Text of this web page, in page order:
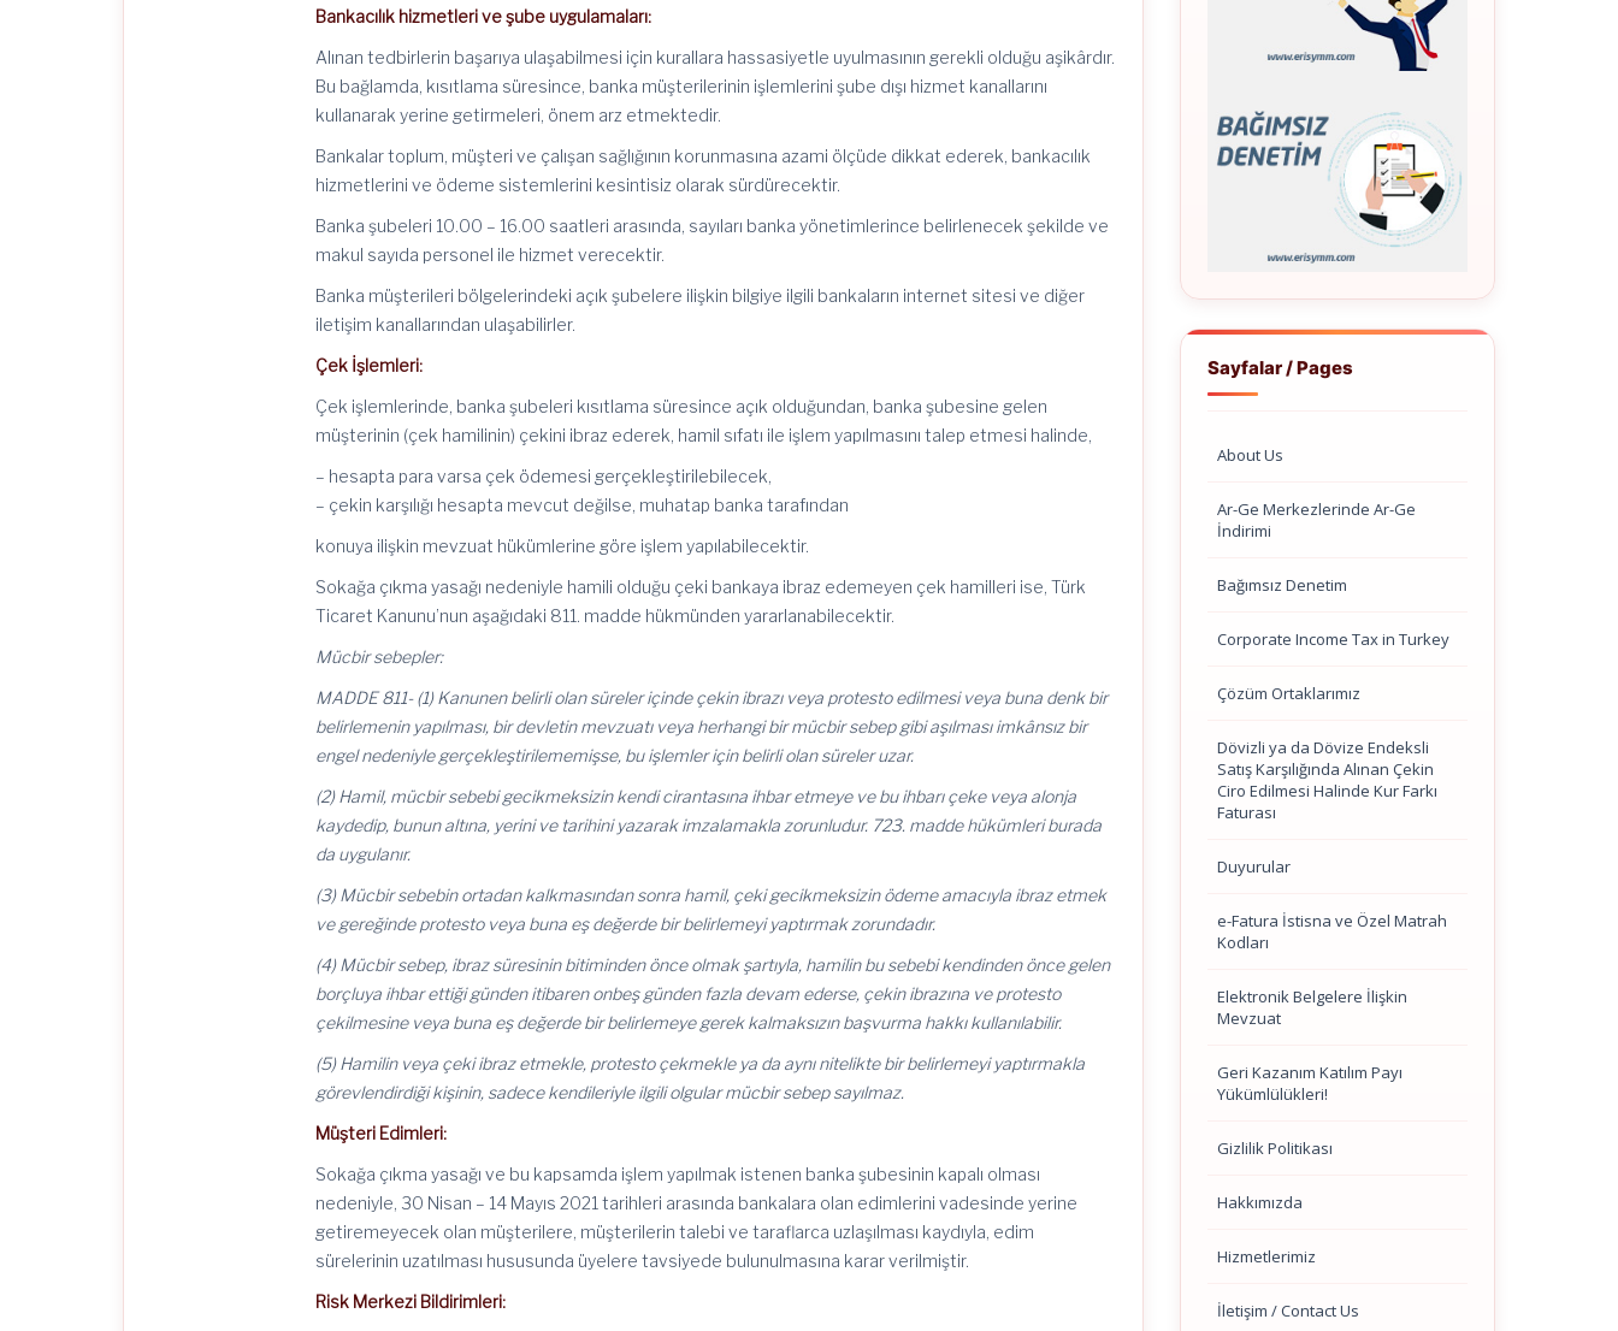
Bankacılık hizmetleri ve şube uygulamaları:
Alınan tedbirlerin başarıya ulaşabilmesi için kurallara hassasiyetle uyulmasının gerekli olduğu aşikârdır.
Bu bağlamda, kısıtlama süresince, banka müşterilerinin işlemlerini şube dışı hizmet kanallarını
kullanarak yerine getirmeleri, önem arz etmektedir.
Bankalar toplum, müşteri ve çalışan sağlığının korunmasına azami ölçüde dikkat ederek, bankacılık
hizmetlerini ve ödeme sistemlerini kesintisiz olarak sürdürecektir.
Banka şubeleri 10.00 – 16.00 saatleri arasında, sayıları banka yönetimlerince belirlenecek şekilde ve
makul sayıda personel ile hizmet verecektir.
Banka müşterileri bölgelerindeki açık şubelere ilişkin bilgiye ilgili bankaların internet sitesi ve diğer
iletişim kanallarından ulaşabilirler.
Çek İşlemleri:
Çek işlemlerinde, banka şubeleri kısıtlama süresince açık olduğundan, banka şubesine gelen
müşterinin (çek hamilinin) çekini ibraz ederek, hamil sıfatı ile işlem yapılmasını talep etmesi halinde,
– hesapta para varsa çek ödemesi gerçekleştirilebilecek,
– çekin karşılığı hesapta mevcut değilse, muhatap banka tarafından
konuya ilişkin mevzuat hükümlerine göre işlem yapılabilecektir.
Sokağa çıkma yasağı nedeniyle hamili olduğu çeki bankaya ibraz edemeyen çek hamilleri ise, Türk
Ticaret Kanunu’nun aşağıdaki 811. madde hükmünden yararlanabilecektir.
Mücbir sebepler:
MADDE 811- (1) Kanunen belirli olan süreler içinde çekin ibrazı veya protesto edilmesi veya buna denk bir
belirlemenin yapılması, bir devletin mevzuatı veya herhangi bir mücbir sebep gibi aşılması imkânsız bir
engel nedeniyle gerçekleştirilememişse, bu işlemler için belirli olan süreler uzar.
(2) Hamil, mücbir sebebi gecikmeksizin kendi cirantasına ihbar etmeye ve bu ihbarı çeke veya alonja
kaydedip, bunun altına, yerini ve tarihini yazarak imzalamakla zorunludur. 723. madde hükümleri burada
da uygulanır.
(3) Mücbir sebebin ortadan kalkmasından sonra hamil, çeki gecikmeksizin ödeme amacıyla ibraz etmek
ve gereğinde protesto veya buna eş değerde bir belirlemeyi yaptırmak zorundadır.
(4) Mücbir sebep, ibraz süresinin bitiminden önce olmak şartıyla, hamilin bu sebebi kendinden önce gelen
borçluya ihbar ettiği günden itibaren onbeş günden fazla devam ederse, çekin ibrazına ve protesto
çekilmesine veya buna eş değerde bir belirlemeye gerek kalmaksızın başvurma hakkı kullanılabilir.
(5) Hamilin veya çeki ibraz etmekle, protesto çekmekle ya da aynı nitelikte bir belirlemeyi yaptırmakla
görevlendirdiği kişinin, sadece kendileriyle ilgili olgular mücbir sebep sayılmaz.
Müşteri Edimleri:
Sokağa çıkma yasağı ve bu kapsamda işlem yapılmak istenen banka şubesinin kapalı olması
nedeniyle, 30 Nisan – 14 Mayıs 2021 tarihleri arasında bankalara olan edimlerini vadesinde yerine
getiremeyecek olan müşterilere, müşterilerin talebi ve taraflarca uzlaşılması kaydıyla, edim
sürelerinin uzatılması hususunda üyelere tavsiyede bulunulmasına karar verilmiştir.
Risk Merkezi Bildirimleri:
Sayfalar / Pages
About Us
Ar-Ge Merkezlerinde Ar-Ge
İndirimi
Bağımsız Denetim
Corporate Income Tax in Turkey
Çözüm Ortaklarımız
Dövizli ya da Dövize Endeksli
Satış Karşılığında Alınan Çekin
Ciro Edilmesi Halinde Kur Farkı
Faturası
Duyurular
e-Fatura İstisna ve Özel Matrah
Kodları
Elektronik Belgelere İlişkin
Mevzuat
Geri Kazanım Katılım Payı
Yükümlülükleri!
Gizlilik Politikası
Hakkımızda
Hizmetlerimiz
İletişim / Contact Us